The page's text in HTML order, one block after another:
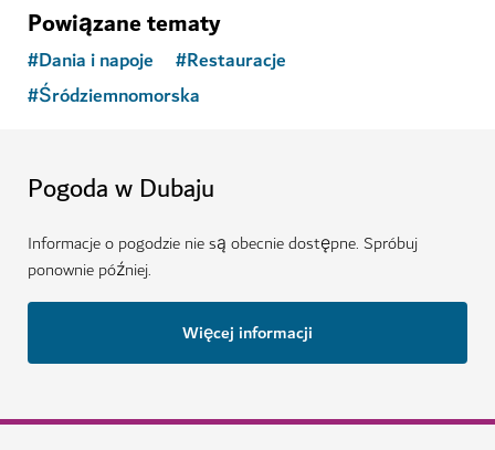
Powiązane tematy
#Dania i napoje #Restauracje
#Śródziemnomorska
Pogoda w Dubaju
Informacje o pogodzie nie są obecnie dostępne. Spróbuj
ponownie później.
Więcej informacji